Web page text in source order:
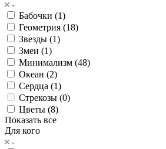
Бабочки (1)
Геометрия (18)
Звезды (1)
Змеи (1)
Минимализм (48)
Океан (2)
Сердца (1)
Стрекозы (0)
Цветы (8)
Показать все
Для кого